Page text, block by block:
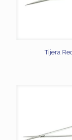
Tijera